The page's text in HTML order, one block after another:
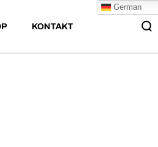
KONTAKT
German